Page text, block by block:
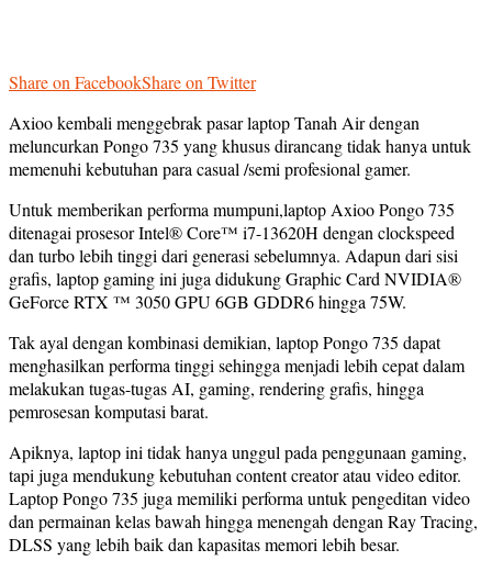
Share on FacebookShare on Twitter
Axioo kembali menggebrak pasar laptop Tanah Air dengan
meluncurkan Pongo 735 yang khusus dirancang tidak hanya untuk
memenuhi kebutuhan para casual /semi profesional gamer.
Untuk memberikan performa mumpuni,laptop Axioo Pongo 735
ditenagai prosesor Intel® Core™ i7-13620H dengan clockspeed
dan turbo lebih tinggi dari generasi sebelumnya. Adapun dari sisi
grafis, laptop gaming ini juga didukung Graphic Card NVIDIA®
GeForce RTX ™ 3050 GPU 6GB GDDR6 hingga 75W.
Tak ayal dengan kombinasi demikian, laptop Pongo 735 dapat
menghasilkan performa tinggi sehingga menjadi lebih cepat dalam
melakukan tugas-tugas AI, gaming, rendering grafis, hingga
pemrosesan komputasi barat.
Apiknya, laptop ini tidak hanya unggul pada penggunaan gaming,
tapi juga mendukung kebutuhan content creator atau video editor.
Laptop Pongo 735 juga memiliki performa untuk pengeditan video
dan permainan kelas bawah hingga menengah dengan Ray Tracing,
DLSS yang lebih baik dan kapasitas memori lebih besar.